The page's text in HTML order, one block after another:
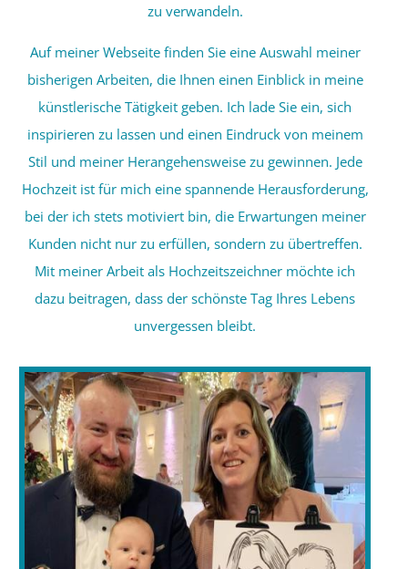
zu verwandeln.
Auf meiner Webseite finden Sie eine Auswahl meiner
bisherigen Arbeiten, die Ihnen einen Einblick in meine
künstlerische Tätigkeit geben. Ich lade Sie ein, sich
inspirieren zu lassen und einen Eindruck von meinem
Stil und meiner Herangehensweise zu gewinnen. Jede
Hochzeit ist für mich eine spannende Herausforderung,
bei der ich stets motiviert bin, die Erwartungen meiner
Kunden nicht nur zu erfüllen, sondern zu übertreffen.
Mit meiner Arbeit als Hochzeitszeichner möchte ich
dazu beitragen, dass der schönste Tag Ihres Lebens
unvergessen bleibt.